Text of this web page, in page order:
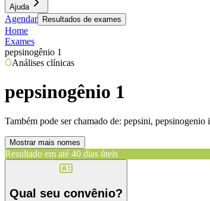
Ajuda
Agendar Resultados de exames
Home
Exames
pepsinogênio 1
Análises clínicas
pepsinogênio 1
Também pode ser chamado de: pepsini, pepsinogenio i
Mostrar mais nomes
Resultado em até 40 dias úteis
Qual seu convênio?